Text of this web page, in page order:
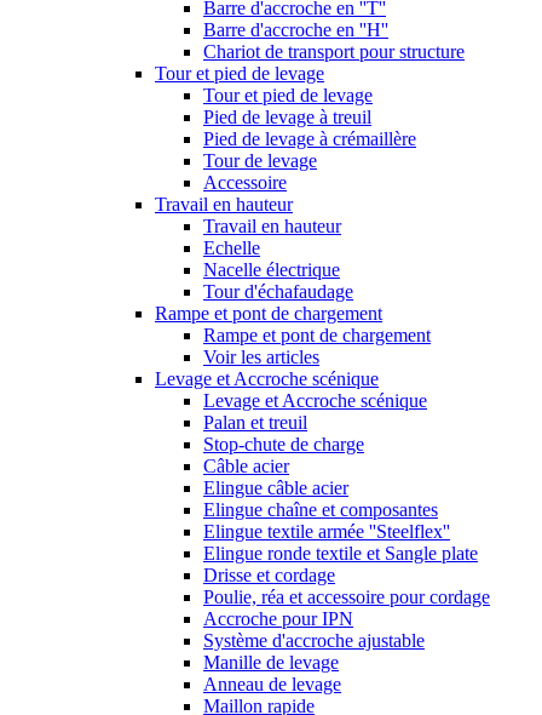
Barre d'accroche en ''T''
Barre d'accroche en ''H''
Chariot de transport pour structure
Tour et pied de levage
Tour et pied de levage
Pied de levage à treuil
Pied de levage à crémaillère
Tour de levage
Accessoire
Travail en hauteur
Travail en hauteur
Echelle
Nacelle électrique
Tour d'échafaudage
Rampe et pont de chargement
Rampe et pont de chargement
Voir les articles
Levage et Accroche scénique
Levage et Accroche scénique
Palan et treuil
Stop-chute de charge
Câble acier
Elingue câble acier
Elingue chaîne et composantes
Elingue textile armée ''Steelflex''
Elingue ronde textile et Sangle plate
Drisse et cordage
Poulie, réa et accessoire pour cordage
Accroche pour IPN
Système d'accroche ajustable
Manille de levage
Anneau de levage
Maillon rapide